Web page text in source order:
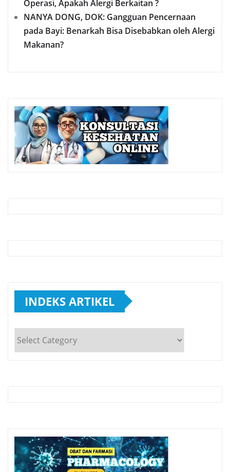
Operasi, Apakah Alergi Berkaitan ?
NANYA DONG, DOK: Gangguan Pencernaan
pada Bayi: Benarkah Bisa Disebabkan oleh Alergi
Makanan?
INDEKS ARTIKEL
INDEKS